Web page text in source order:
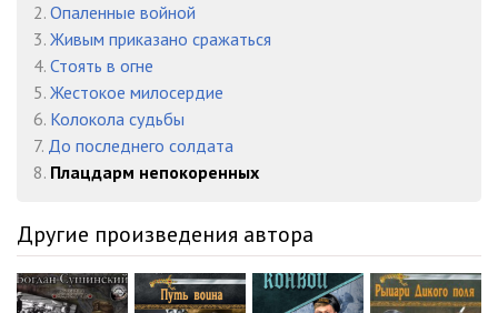
017
018
019
020
022
023 11:59
2. Опаленные войной
3. Живым приказано сражаться
4. Стоять в огне
5. Жестокое милосердие
6. Колокола судьбы
7. До последнего солдата
8. Плацдарм непокоренных
Другие произведения автора